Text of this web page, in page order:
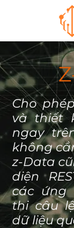
Cho
và thiết
ngay
không
z-Data
diện
các ứng
thi câu
dữ liệu